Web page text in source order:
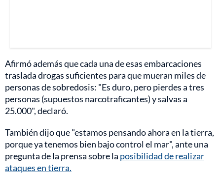
Afirmó además que cada una de esas embarcaciones
traslada drogas suficientes para que mueran miles de
personas de sobredosis: "Es duro, pero pierdes a tres
personas (supuestos narcotraficantes) y salvas a
25.000", declaró.
También dijo que "estamos pensando ahora en la tierra,
porque ya tenemos bien bajo control el mar", ante una
pregunta de la prensa sobre la posibilidad de realizar
ataques en tierra.